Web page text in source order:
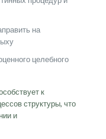
на
целебного
к
структуры, что
и